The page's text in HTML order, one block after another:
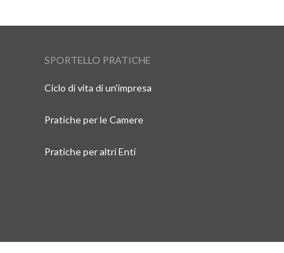
SPORTELLO PRATICHE
Ciclo di vita di un'impresa
Pratiche per le Camere
Pratiche per altri Enti